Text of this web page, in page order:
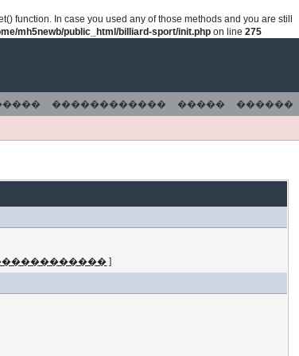
function. In case you used any of those methods and you are still
mh5newb/public_html/billiard-sport/init.php on line 275
������
�����
������������
]